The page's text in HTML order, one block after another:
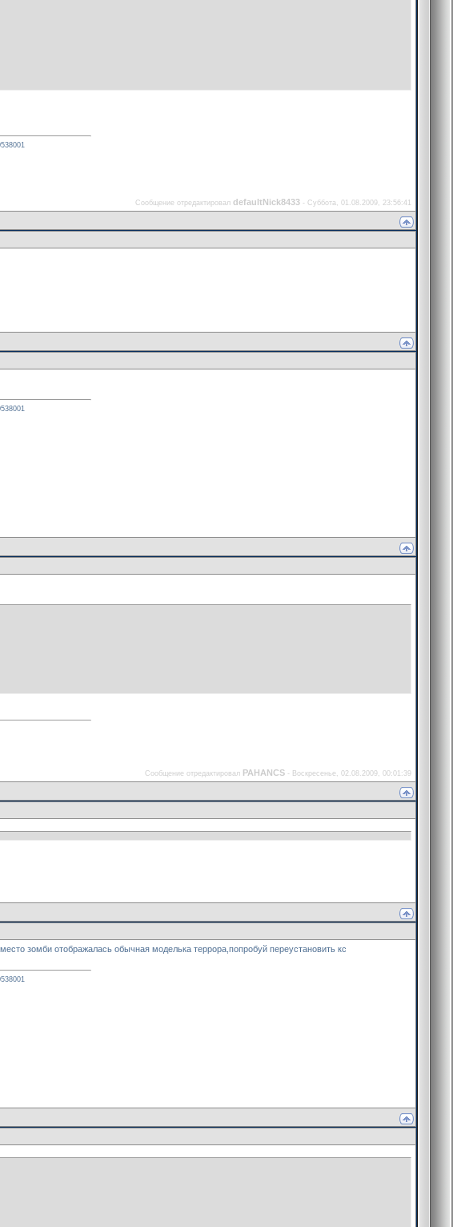
Сообщение отредактировал defaultNick8433 - Суббота, 01.08.2009, 23:56:41
Сообщение отредактировал PAHANCS - Воскресенье, 02.08.2009, 00:01:39
зомби отображалась обычная моделька террора,попробуй переустановить кс